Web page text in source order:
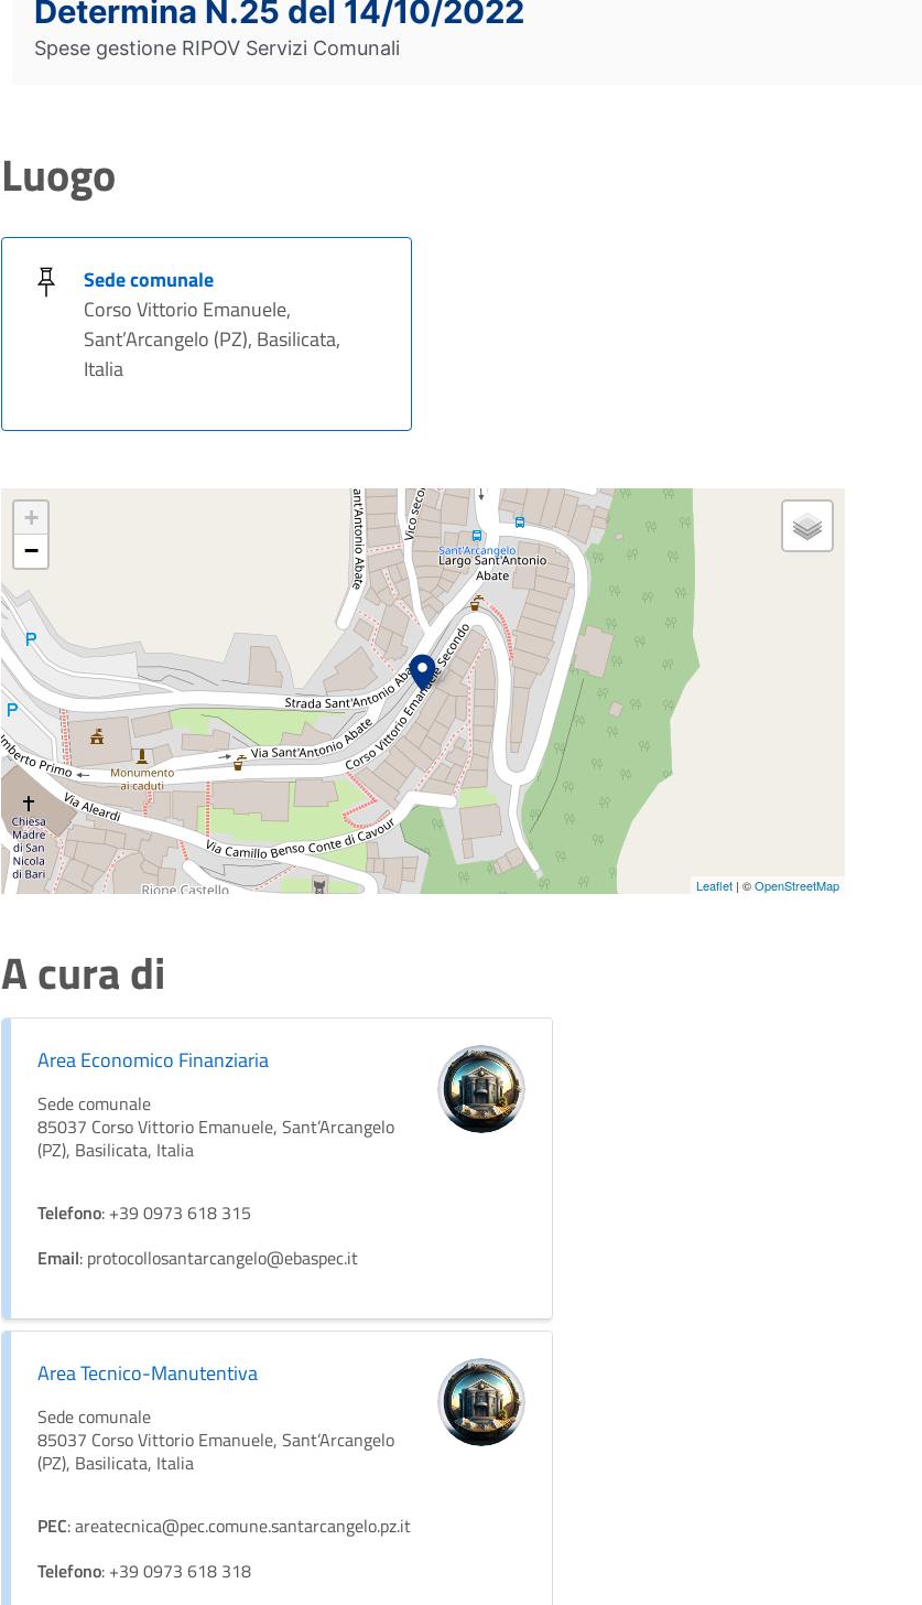
Determina N.25 del 14/10/2022
Spese gestione RIPOV Servizi Comunali
Luogo
Sede comunale
Corso Vittorio Emanuele,
Sant’Arcangelo (PZ), Basilicata,
Italia
+
−
Leaflet| ©OpenStreetMap
A cura di
Area Economico Finanziaria
Sede comunale
85037 Corso Vittorio Emanuele, Sant’Arcangelo
(PZ), Basilicata, Italia
Telefono: +39 0973 618 315
Email: protocollosantarcangelo@ebaspec.it
Area Tecnico-Manutentiva
Sede comunale
85037 Corso Vittorio Emanuele, Sant’Arcangelo
(PZ), Basilicata, Italia
PEC: areatecnica@pec.comune.santarcangelo.pz.it
Telefono: +39 0973 618 318